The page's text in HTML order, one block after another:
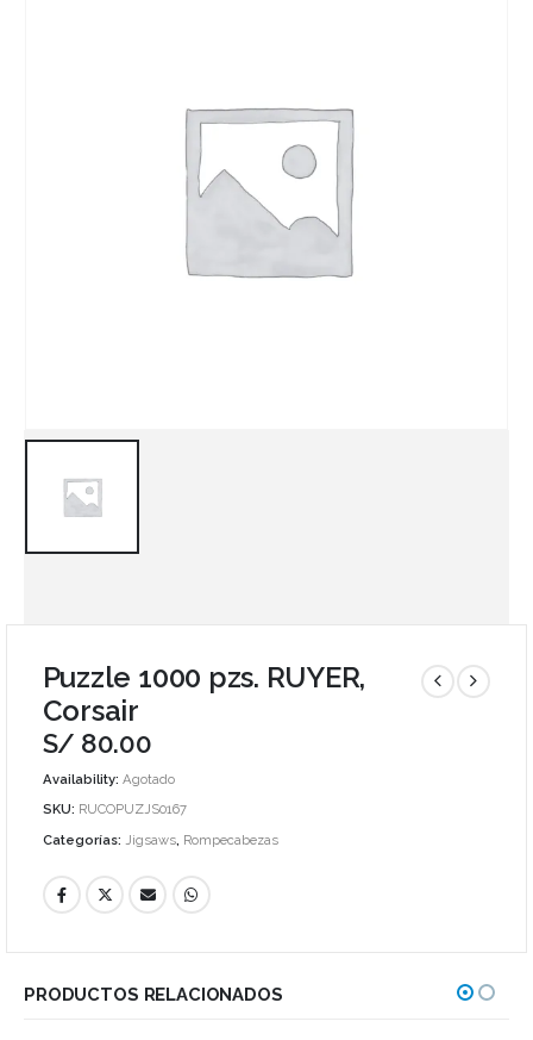
Puzzle 1000 pzs. RUYER,
Corsair
S/ 80.00
Availability: Agotado
SKU: RUCOPUZJS0167
Categorías: Jigsaws, Rompecabezas
PRODUCTOS RELACIONADOS